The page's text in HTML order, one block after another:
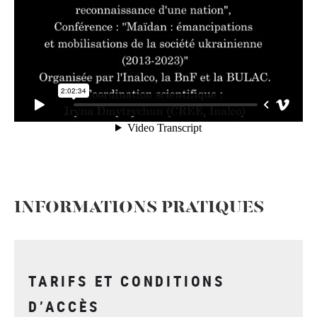
INFORMATIONS PRATIQUES
TARIFS ET CONDITIONS
D’ACCÈS